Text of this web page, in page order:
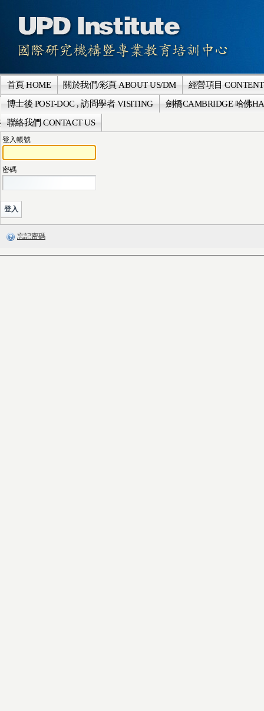
首頁 HOME 關於我們/彩頁 ABOUT US/DM
經營項目 CONTENT
博士後 POST-DOC , 訪問學者 VISITING
劍橋CAMBRIDGE 哈佛
聯絡我們 CONTACT US
登入
登入帳號
密碼
忘記密碼